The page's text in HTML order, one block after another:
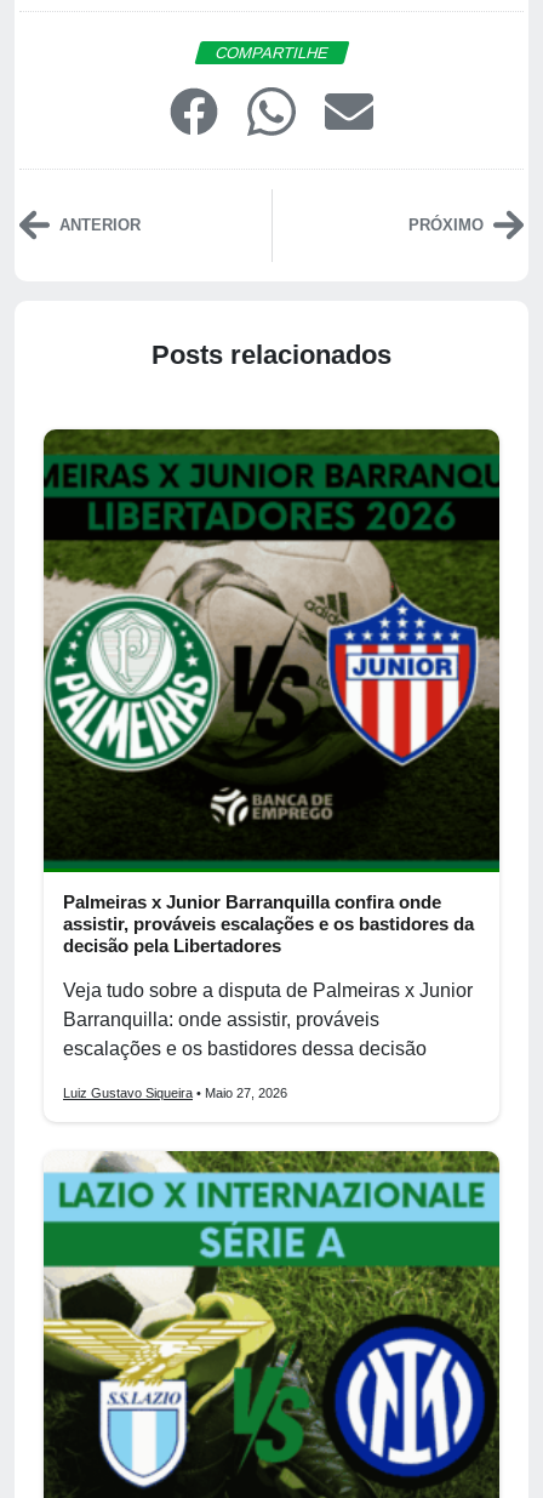
COMPARTILHE
ANTERIOR PRÓXIMO
Posts relacionados
Palmeiras x Junior Barranquilla confira onde
assistir, prováveis escalações e os bastidores da
decisão pela Libertadores
Veja tudo sobre a disputa de Palmeiras x Junior
Barranquilla: onde assistir, prováveis
escalações e os bastidores dessa decisão
Luiz Gustavo Siqueira • Maio 27, 2026